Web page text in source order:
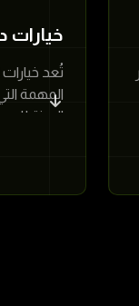
خيارات
تُعد
المهمة
الميزة